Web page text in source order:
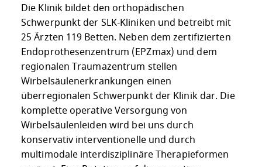
Die Klinik bildet den orthopädischen
Schwerpunkt der SLK-Kliniken und betreibt mit
25 Ärzten 119 Betten. Neben dem zertifizierten
Endoprothesenzentrum (EPZmax) und dem
regionalen Traumazentrum stellen
Wirbelsäulenerkrankungen einen
überregionalen Schwerpunkt der Klinik dar. Die
komplette operative Versorgung von
Wirbelsäulenleiden wird bei uns durch
konservativ interventionelle und durch
multimodale interdisziplinäre Therapieformen